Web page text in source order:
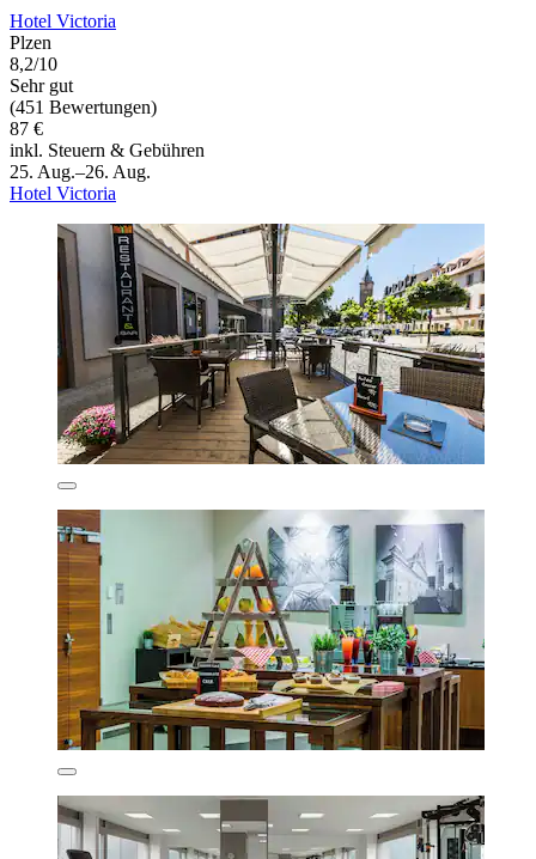
Hotel Victoria
Plzen
8,2/10
Sehr gut
(451 Bewertungen)
87 €
inkl. Steuern & Gebühren
25. Aug.–26. Aug.
Hotel Victoria